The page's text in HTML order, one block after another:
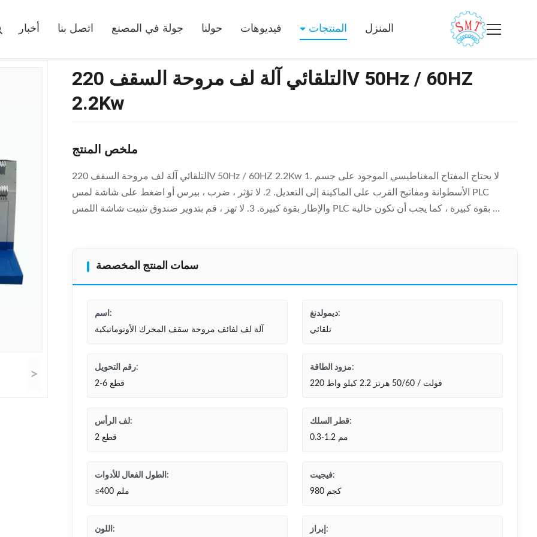
المنزل المنتجات فيديوهات حولنا جولة في المصنع اتصل بنا أخبار
>
التلقائي آلة لف مروحة السقف 220V 50Hz / 60HZ
2.2Kw
ملخص المنتج
التلقائي آلة لف مروحة السقف 220V 50Hz / 60HZ 2.2Kw 1. لا يحتاج المفتاح المغناطيسي الموجود على جسم
الأسطوانة ومفاتيح القرب على الماكينة إلى التعديل. 2. لا تؤثر ، ضرب ، بيرس أو اضغط على شاشة لمس PLC
والإطار بقوة كبيرة. 3. لا تهز ، قم بتدوير صندوق تثبيت شاشة اللمس PLC بقوة كبيرة ، كما يجب أن تكون خالية ...
سمات المنتج المخصصة
اسم:
آلة لف لفائف مروحة سقف المحرك الأوتوماتيكية
ديمولدنغ:
تلقائي
رقم التحويل:
2-6 قطع
مزود الطاقة:
220 فولت / 50/60 هرتز 2.2 كيلو واط
لف الرأس:
2 قطع
قطر السلك:
0.3-1.2 مم
الطول الفعال للأدوات:
≤400 ملم
فيجيت:
980 كجم
اللون: إبراز: